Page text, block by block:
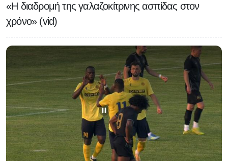
«Η διαδρομή της γαλαζοκίτρινης ασπίδας στον
χρόνο» (vid)